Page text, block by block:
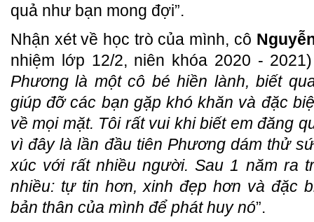
quả như bạn mong đợi”.
Nhận xét về học trò của mình, cô
nhiệm lớp 12/2, niên khóa 2020 -
Phương là một cô bé hiền lành, biết
giúp đỡ các bạn gặp khó khăn và đặc
về mọi mặt. Tôi rất vui khi biết em đăng
vì đây là lần đầu tiên Phương dám thử
xúc với rất nhiều người. Sau 1 năm ra
nhiều: tự tin hơn, xinh đẹp hơn và đặc
bản thân của mình để phát huy nó”.